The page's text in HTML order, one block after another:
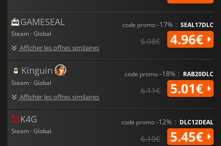
GAMESEAL
Steam · Global
Afficher les offres similaires
code promo-17% : SEAL17DLC
5.98€ 4.96€
Kinguin
Steam · Global
Afficher les offres similaires
code promo-18% : RAB20DLC
6.11€ 5.01€
K4G
Steam · Global
code promo-12% : DLC12DEAL
6.19€ 5.45€